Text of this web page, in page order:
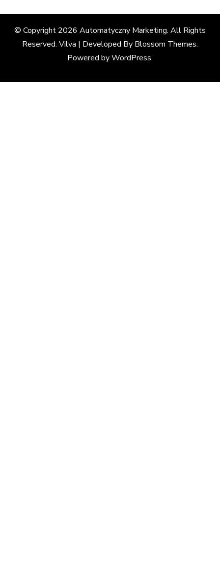
© Copyright 2026 Automatyczny Marketing. All Rights
Reserved. Vilva | Developed By Blossom Themes.
Powered byWordPress.